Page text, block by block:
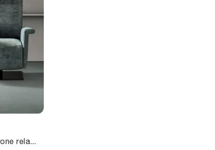
Una serie esclusiva di Poltrone relax moderne ti attende: clicca e scopri di più sul modello Fluf Relax in tessuto Samoa.